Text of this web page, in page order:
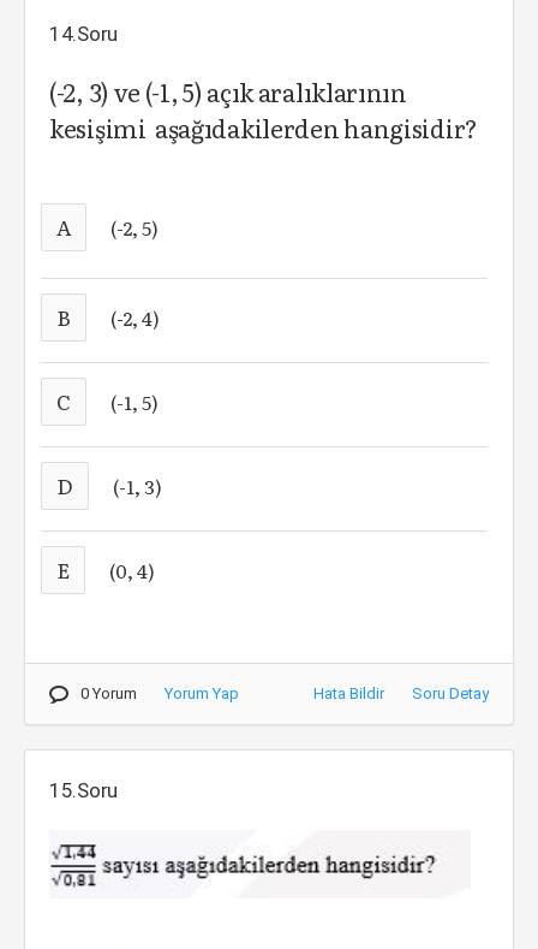
14.Soru
(-2, 3) ve (-1, 5) açık aralıklarının
kesişimi aşağıdakilerden hangisidir?
A (-2, 5)
B (-2, 4)
C (-1, 5)
D (-1, 3)
E (0, 4)
0 Yorum Yorum Yap Hata Bildir Soru Detay
15.Soru